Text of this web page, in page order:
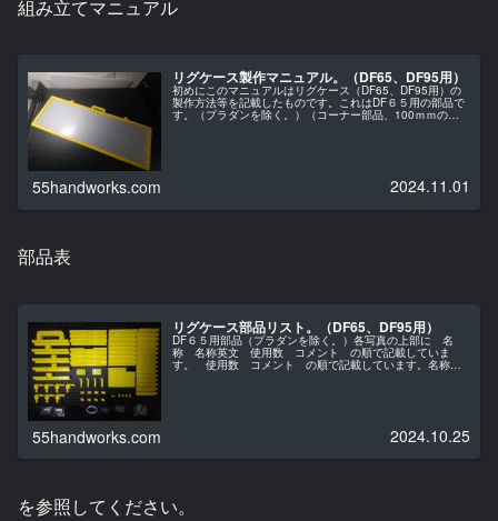
組み立てマニュアル
リグケース製作マニュアル。（DF65、DF95用）
初めにこのマニュアルはリグケース（DF65、DF95用）の
製作方法等を記載したものです。これはDF６５用の部品で
す。（プラダンを除く。）（コーナー部品、100ｍｍのフ
レームがそれぞれ１個足りないです（ ＾ω
55handworks.com 2024.11.01
部品表
リグケース部品リスト。（DF65、DF95用）
DF６５用部品（プラダンを除く。）各写真の上部に 名
称 名称英文 使用数 コメント の順で記載していま
す。 使用数 コメント の順で記載しています。名称英
文についてはCADデータのボディ名称に対応しています。
55handworks.com 2024.10.25
を参照してください。